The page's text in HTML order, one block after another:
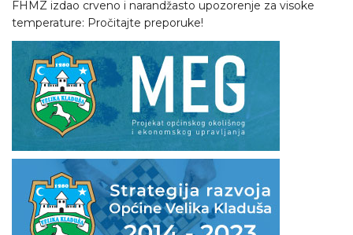
FHMZ izdao crveno i narandžasto upozorenje za visoke
temperature: Pročitajte preporuke!